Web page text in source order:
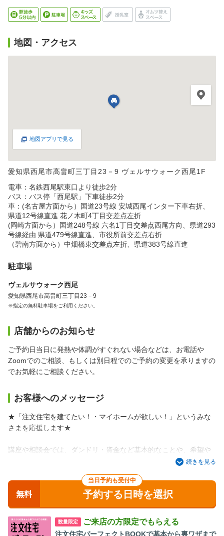
地図・アクセス
地図アプリで見る
愛知県西尾市高畠町三丁目23－9 ヴェルサウォーク西尾1F
電車：名鉄西尾駅東口より徒歩2分
バス：バス停「西尾駅」下車徒歩2分
車：(名古屋方面から）国道23号線 安城西尾インター下車右折、
県道12号線直進 花ノ木町4丁目交差点左折
(岡崎方面から）国道248号線 六名1丁目交差点西尾方向、県道293
号線経由 県道479号線直進、市役所前交差点右折
（碧南方面から）中畑橋東交差点左折、県道383号線直進
駐車場
ヴェルサウォーク西尾
愛知県西尾市高畠町三丁目23－9
※指定の無料駐車場をご利用ください。
店舗からのお知らせ
ご予約日当日に発熱や体調がすぐれない場合などは、お電話や
Zoomでのご相談、もしくは別日程でのご予約の変更を承りますの
でお気軽にご相談ください。
お客様へのメッセージ
★「注文住宅を建てたい！・マイホームが欲しい！」というみな
さまを応援します★
講座や相談会では、ダンドリ・資金など基本的なことや、希望や
条件に合うのはどんな建築会社なのかなども客観的な立場でお話
みなさまのご来場を心よりお待ちしております！
続きを見る
当日予約も受付中
無料 予約する日時を選択
数量限定 ご来店の方限定でもらえる
注文住宅パーフェクトBOOKで基本から裏ワザまで